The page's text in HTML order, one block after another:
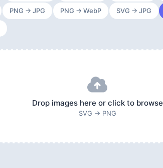
PNG → JPG PNG → WebP SVG → JPG
Drop images here or click to browse
SVG → PNG